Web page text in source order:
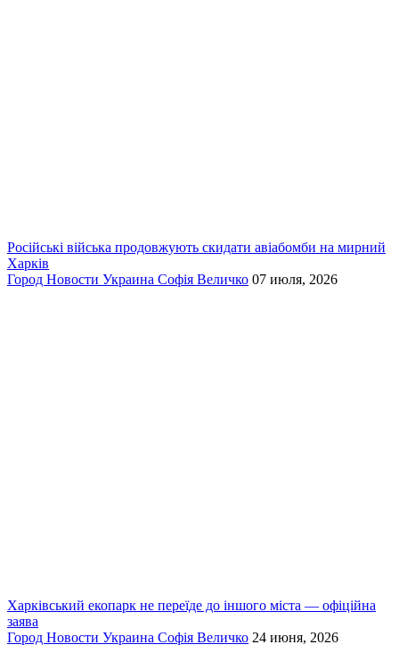
Російські війська продовжують скидати авіабомби на мирний
Харків
Город Новости Украина Софія Величко 07 июля, 2026
Харківський екопарк не переїде до іншого міста — офіційна
заява
Город Новости Украина Софія Величко 24 июня, 2026